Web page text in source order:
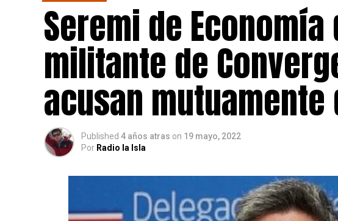
Seremi de
militante de
acusan
Published 4 años atras on 19 mayo, 2022
Por Radio la Isla